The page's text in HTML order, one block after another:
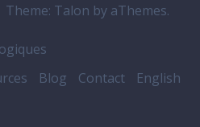
Theme: Talon by aThemes.
Blog Contact English